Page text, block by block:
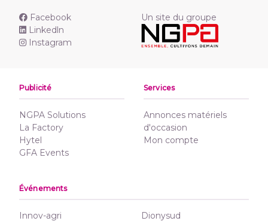
Facebook
Linkedln
Instagram
Un site du groupe
Publicité
NGPA Solutions
La Factory
Hytel
GFA Events
Services
Annonces matériels
d'occasion
Mon compte
Événements
Innov-agri Dionysud